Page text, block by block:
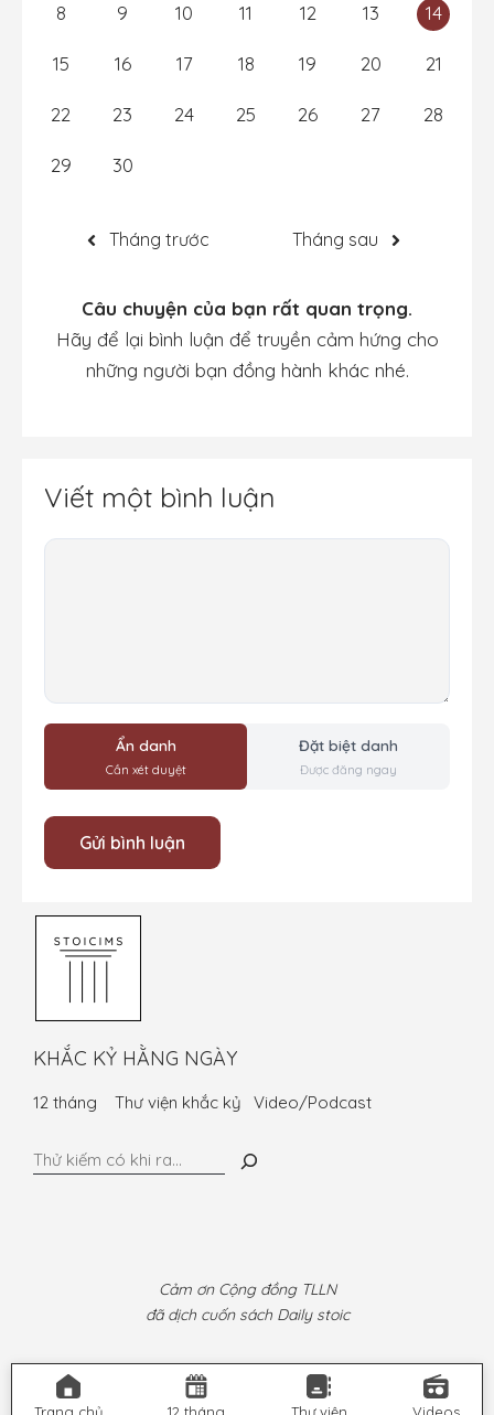
8 9 10 11 12 13 14
15 16 17 18 19 20 21
22 23 24 25 26 27 28
29 30
Tháng trước Tháng sau
Câu chuyện của bạn rất quan trọng.
Hãy để lại bình luận để truyền cảm hứng cho
những người bạn đồng hành khác nhé.
Viết một bình luận
Bình
Ẩn danh
Cần xét duyệt
Đặt biệt danh
Được đăng ngay
KHẮC KỶ HẰNG NGÀY
12 tháng Thư viện khắc kỷ Video/Podcast
Tìm
Cảm ơn Cộng đồng TLLN
đã dịch cuốn sách Daily stoic